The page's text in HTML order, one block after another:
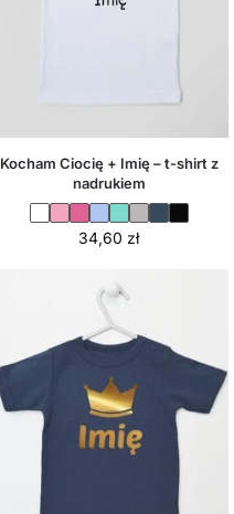
Kocham Ciocię + Imię – t-shirt z
nadrukiem
34,60 zł